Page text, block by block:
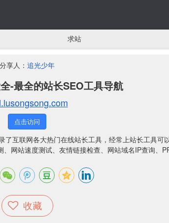
求站
分享人： 追光少年
-最全的站长SEO工具导航
点击访问
互联网各大热门在线站长工具，经常上站长工具可
网站速度测试、友情链接检查、网站域名IP查询、
收藏